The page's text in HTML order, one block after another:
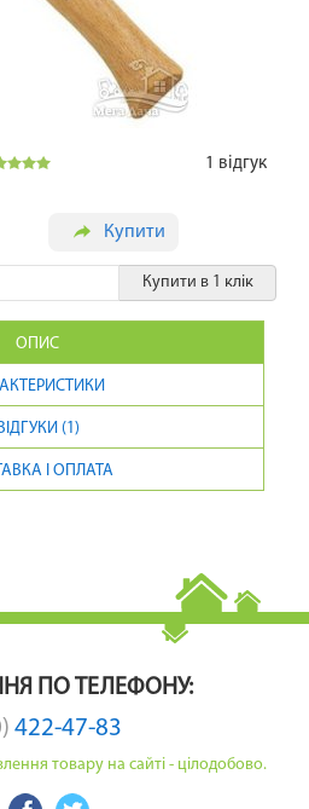
1 відгук
Купити
Купити в 1 клік
ОПИС
(1)
І ОПЛАТА
ПО ТЕЛЕФОНУ:
422-47-83
товару на сайті - цілодобово.